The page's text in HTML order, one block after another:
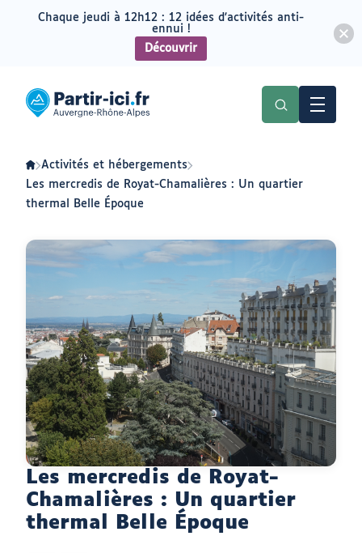
menu
contenu
Partir
ici
en
Auvergne-
Rhône-
Alpes
Activités et hébergements
Les mercredis de Royat-Chamalières : Un quartier
thermal Belle Époque
Les mercredis de Royat-
Chamalières : Un quartier
thermal Belle Époque
Chaque jeudi à 12h12 : 12 idées d'activités anti-
ennui !
Découvrir